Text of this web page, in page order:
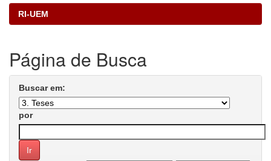
RI-UEM
Página de Busca
Buscar em:
por